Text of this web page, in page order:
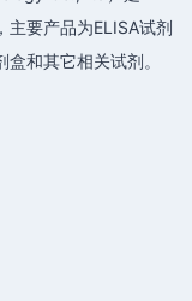
主要产品为ELISA试剂
和其它相关试剂。